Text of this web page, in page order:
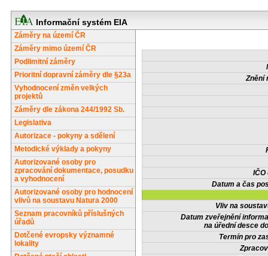
Informační systém EIA
Záměry na území ČR
Záměry mimo území ČR
Podlimitní záměry
Prioritní dopravní záměry dle §23a
Vyhodnocení změn velkých
projektů
Záměry dle zákona 244/1992 Sb.
Legislativa
Autorizace - pokyny a sdělení
Metodické výklady a pokyny
Autorizované osoby pro
zpracování dokumentace, posudku
a vyhodnocení
Autorizované osoby pro hodnocení
vlivů na soustavu Natura 2000
Seznam pracovníků příslušných
úřadů
Dotčené evropsky významné
lokality
Znění
IČO
Datum a čas
Vliv na
Datum zveřejnění
na úřední desce
Termín pro